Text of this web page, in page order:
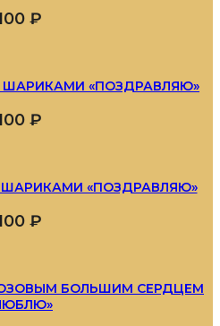
₽
«ПОЗДРАВЛЯЮ»
₽
«ПОЗДРАВЛЯЮ»
₽
БОЛЬШИМ СЕРДЦЕМ